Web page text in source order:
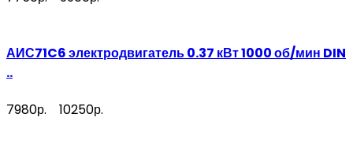
АИС71C6 электродвигатель 0.37 кВт 1000 об/мин DIN
..
7980р. 10250р.